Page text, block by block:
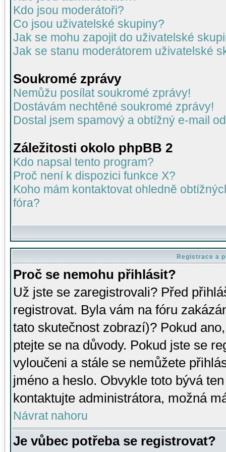
Kdo jsou moderátoři?
Co jsou uživatelské skupiny?
Jak se mohu zapojit do uživatelské
Jak se stanu moderátorem uživatelské
Soukromé zprávy
Nemůžu posílat soukromé zprávy!
Dostávám nechtěné soukromé zprávy!
Dostal jsem spamový a obtížný e-mail
Záležitosti okolo phpBB 2
Kdo napsal tento program?
Proč není k dispozici funkce X?
Koho mám kontaktovat ohledně
fóra?
Registrace a
Proč se nemohu přihlásit?
Už jste se zaregistrovali? Před
registrovat. Byla vám na fóru
tato skutečnost zobrazí)? Pokud
ptejte se na důvody. Pokud jste se
vyloučeni a stále se nemůžete
jméno a heslo. Obvykle toto bývá
kontaktujte administrátora, možná
Návrat nahoru
Je vůbec potřeba se registrovat?